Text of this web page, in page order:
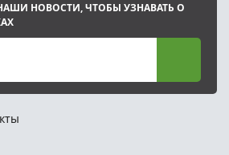
НОВОСТИ, ЧТОБЫ УЗНАВАТЬ О